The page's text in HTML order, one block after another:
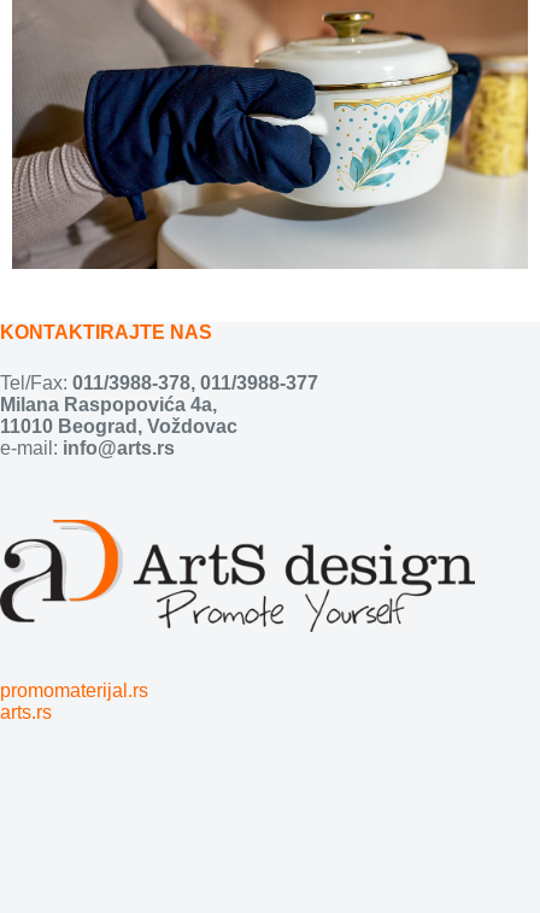
KONTAKTIRAJTE NAS
Tel/Fax: 011/3988-378, 011/3988-377
Milana Raspopovića 4a,
11010 Beograd, Voždovac
e-mail: info@arts.rs
promomaterijal.rs
arts.rs